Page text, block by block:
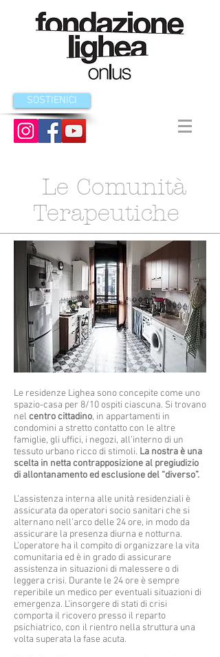
SOSTIENICI
Le Comunità
Terapeutiche
Le residenze Lighea sono concepite come uno
spazio-casa per 8/10 ospiti ciascuna. Si trovano
nel centro cittadino, in appartamenti in
condomini a stretto contatto con le altre
famiglie, gli uffici, i negozi, all’interno di un
tessuto urbano ricco di stimoli. La nostra è una
scelta in netta contrapposizione al pregiudizio
di allontanamento ed esclusione del “diverso”.
L’assistenza interna alle unità residenziali è
assicurata da operatori socio sanitari che si
alternano nell’arco delle 24 ore, in modo da
assicurare la presenza diurna e notturna.
L’operatore ha il compito di organizzare la vita
comunitaria ed è in grado di assicurare
assistenza in situazioni di malessere o di
leggera crisi. Durante le 24 ore è sempre
reperibile un medico per eventuali situazioni di
emergenza. L’insorgere di stati di crisi
comporta il ricovero presso il reparto
psichiatrico, con il rientro nella struttura una
volta superata la fase acuta.